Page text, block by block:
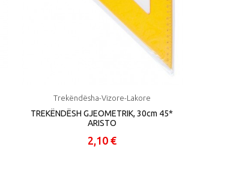
Trekëndësha-Vizore-Lakore
TREKËNDËSH GJEOMETRIK, 30cm 45*
ARISTO
2,10 €